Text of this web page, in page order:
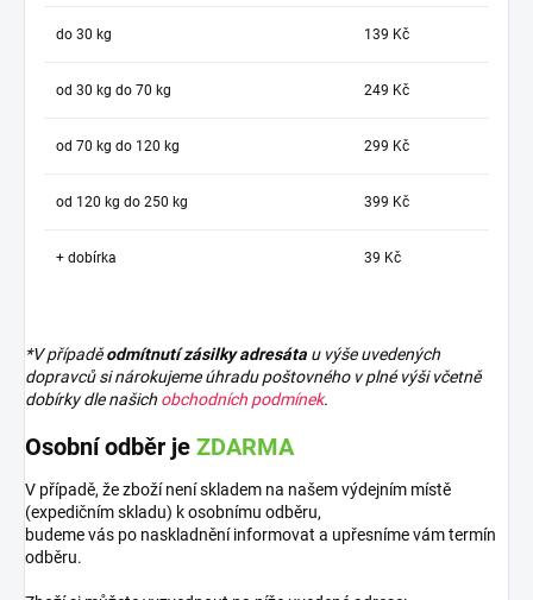
do 30 kg 139 Kč
od 30 kg do 70 kg 249 Kč
od 70 kg do 120 kg 299 Kč
od 120 kg do 250 kg 399 Kč
+ dobírka 39 Kč
*V případěodmítnutí zásilky adresáta u výše uvedených
dopravců si nárokujeme úhradu poštovného v plné výši včetně
dobírky dle našich obchodních podmínek.
Osobní odběr je ZDARMA
V případě, že zboží není skladem na našem výdejním místě
(expedičním skladu) k osobnímu odběru,
budeme vás po naskladnění informovat a upřesníme vám termín
odběru.